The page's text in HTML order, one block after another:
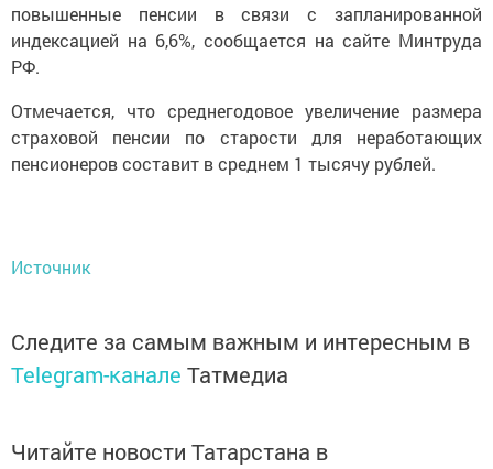
повышенные пенсии в связи с запланированной
индексацией на 6,6%, сообщается на сайте Минтруда
РФ.
Отмечается, что среднегодовое увеличение размера
страховой пенсии по старости для неработающих
пенсионеров составит в среднем 1 тысячу рублей.
Источник
Следите за самым важным и интересным в
Telegram-канале Татмедиа
Читайте новости Татарстана в